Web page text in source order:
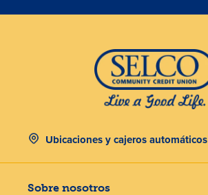
Ubicaciones y cajeros automáticos
Sobre nosotros